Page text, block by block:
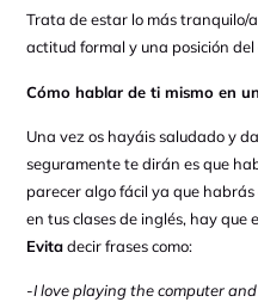
Trata de estar lo más tranquilo/
actitud formal y una posición
Cómo hablar de ti mismo en
Una vez os hayáis saludado y
seguramente te dirán es que
parecer algo fácil ya que
en tus clases de inglés, hay
Evitadecir frases como:
-I love playing the computer